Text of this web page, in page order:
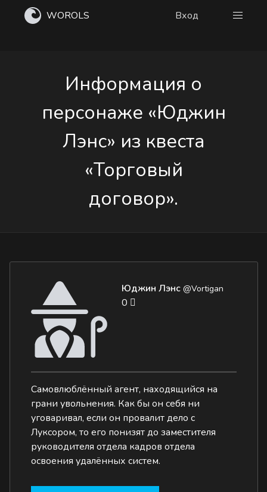
WOROLS Вход
Информация о
персонаже «Юджин
Лэнс» из квеста
«Торговый
договор».
Юджин Лэнс @Vortigan
0
Самовлюблённый агент, находящийся на
грани увольнения. Как бы он себя ни
уговаривал, если он провалит дело с
Луксором, то его понизят до заместителя
руководителя отдела кадров отдела
освоения удалённых систем.